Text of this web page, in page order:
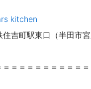
kitchen
吉町駅東口（半田市宮
＝＝＝＝＝＝＝＝＝＝＝